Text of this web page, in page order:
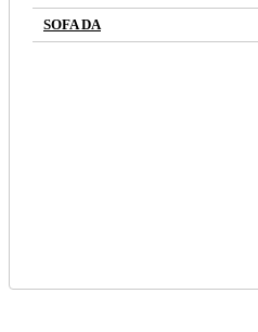
SOFA DA